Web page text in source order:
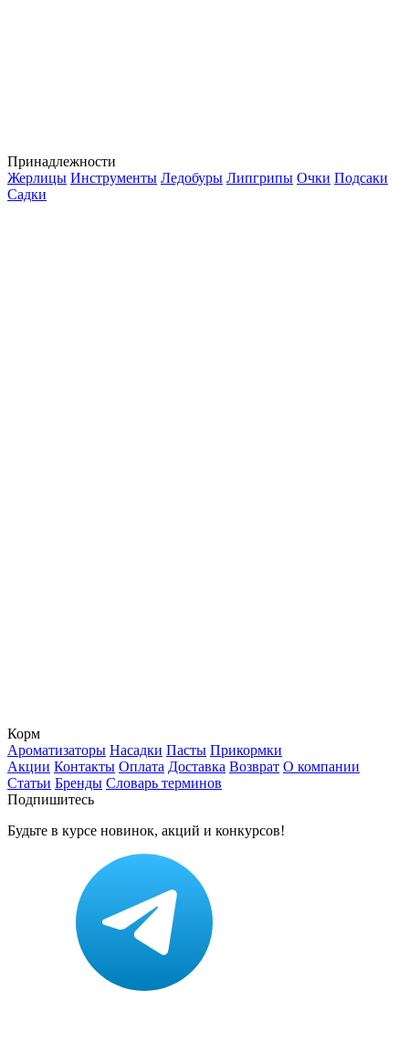
Принадлежности
Жерлицы Инструменты Ледобуры Липгрипы Очки Подсаки
Садки
Корм
Ароматизаторы Насадки Пасты Прикормки
Акции Контакты Оплата Доставка Возврат О компании
Статьи Бренды Словарь терминов
Подпишитесь
Будьте в курсе новинок, акций и конкурсов!